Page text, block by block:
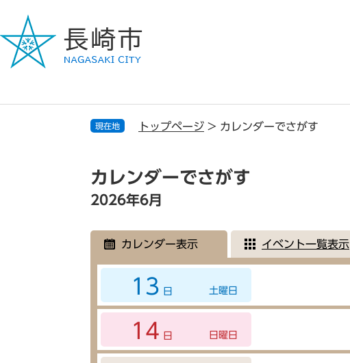
ジ
で
ュ
ば
現在地 トップページ > カレンダーでさがす
文
カレンダーでさがす
2026年6月
カレンダー表示 イベント一覧表示
13 日 土曜日
14 日 日曜日